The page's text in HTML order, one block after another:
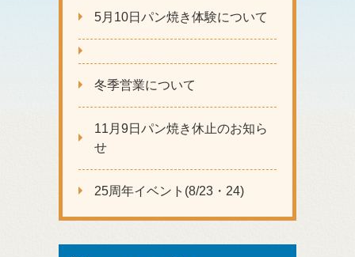
5月10日パン焼き体験について
冬季営業について
11月9日パン焼き休止のお知ら
せ
25周年イベント(8/23・24)